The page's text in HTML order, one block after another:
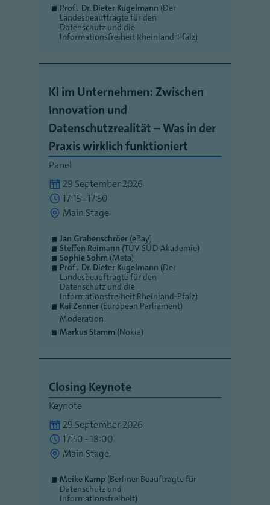
Prof․ Dr. Dieter Kugelmann (Der
Landesbeauftragte für den
Datenschutz und die
Informationsfreiheit Rheinland-Pfalz)
KI im Unternehmen: Zwischen
Innovation und
Datenschutzrealität – Was in der
Praxis wirklich funktioniert
Panel
29 September 2026
17:15 - 17:50
Main Stage
Jan Grabenschröer (eBay)
Steffen Reimann (TÜV SÜD Akademie)
Sophie Sohm (Meta)
Prof․ Dr. Dieter Kugelmann (Der
Landesbeauftragte für den
Datenschutz und die
Informationsfreiheit Rheinland-Pfalz)
Kai Zenner (European Parliament)
Moderation:
Markus Stamm (Nokia)
Closing Keynote
Keynote
29 September 2026
17:50 - 18:00
Main Stage
Meike Kamp (Berliner Beauftragte für
Datenschutz und
Informationsfreiheit)